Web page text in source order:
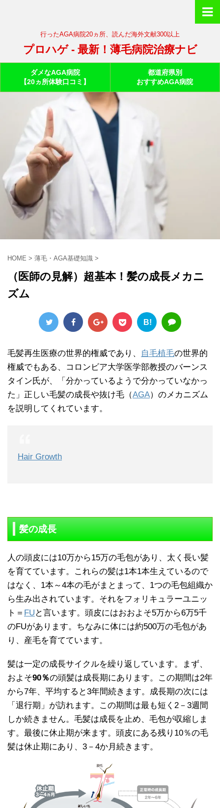
行ったAGA病院20ヵ所、読んだ海外文献300以上
プロハゲ - 最新！薄毛病院治療ナビ
ダメなAGA病院
【20ヵ所体験口コミ】
都道府県別
おすすめAGA病院
HOME > 薄毛・AGA基礎知識 >
（医師の見解）超基本！髪の成長メカニ
ズム
B!
毛髪再生医療の世界的権威であり、 自毛植毛の世界的
権威でもある、コロンビア大学医学部教授のバーンス
タイン氏が、「分かっているようで分かっていなかっ
た」正しい毛髪の成長や抜け毛（AGA）のメカニズム
を説明してくれています。
Hair Growth
髪の成長
人の頭皮には10万から15万の毛包があり、太く長い髪
を育てています。これらの髪は1本1本生えているので
はなく、1本～4本の毛がまとまって、1つの毛包組織か
ら生み出されています。それをフォリキュラーユニッ
ト＝ FU と言います。頭皮にはおおよそ5万から6万5千
のFUがあります。ちなみに体には約500万の毛包があ
り、産毛を育てています。
髪は一定の成長サイクルを繰り返しています。まず、
およそ90％の頭髪は成長期にあります。この期間は2年
から7年、平均すると3年間続きます。成長期の次には
「退行期」が訪れます。この期間は最も短く2－3週間
しか続きません。毛髪は成長を止め、毛包が収縮しま
す。最後に休止期が来ます。頭皮にある残り10％の毛
髪は休止期にあり、3－4か月続きます。